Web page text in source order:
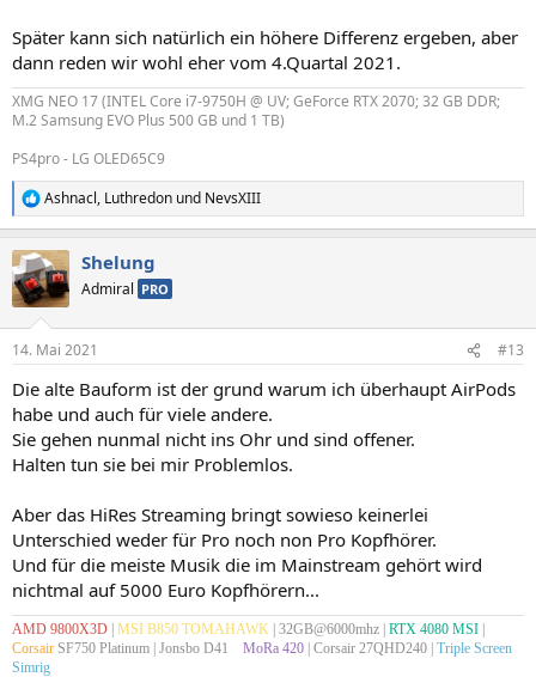
Später kann sich natürlich ein höhere Differenz ergeben, aber
dann reden wir wohl eher vom 4.Quartal 2021.
XMG NEO 17 (INTEL Core i7-9750H @ UV; GeForce RTX 2070; 32 GB DDR;
M.2 Samsung EVO Plus 500 GB und 1 TB)
PS4pro - LG OLED65C9
R
e
k
t
i
e
:
Ashnacl, Luthredon und NevsXIII
Shelung
Admiral PRO
14. Mai 2021 #13
Die alte Bauform ist der grund warum ich überhaupt AirPods
habe und auch für viele andere.
Sie gehen nunmal nicht ins Ohr und sind offener.
Halten tun sie bei mir Problemlos.
Aber das HiRes Streaming bringt sowieso keinerlei
Unterschied weder für Pro noch non Pro Kopfhörer.
Und für die meiste Musik die im Mainstream gehört wird
nichtmal auf 5000 Euro Kopfhörern...
AMD 9800X3D MSI B850 TOMAHAWK | 32GB@6000mhz | RTX 4080 MSI
Corsair SF750 Platinum | Jonsbo D41 MoRa 420 | Corsair 27QHD240 | Triple Screen
Simrig